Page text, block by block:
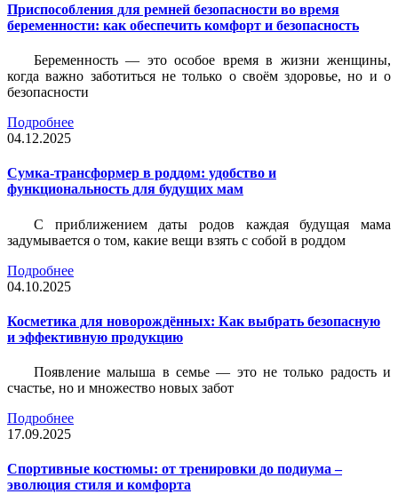
Приспособления для ремней безопасности во время
беременности: как обеспечить комфорт и безопасность
Беременность — это особое время в жизни женщины,
когда важно заботиться не только о своём здоровье, но и о
безопасности
Подробнее
04.12.2025
Сумка-трансформер в роддом: удобство и
функциональность для будущих мам
С приближением даты родов каждая будущая мама
задумывается о том, какие вещи взять с собой в роддом
Подробнее
04.10.2025
Косметика для новорождённых: Как выбрать безопасную
и эффективную продукцию
Появление малыша в семье — это не только радость и
счастье, но и множество новых забот
Подробнее
17.09.2025
Спортивные костюмы: от тренировки до подиума –
эволюция стиля и комфорта